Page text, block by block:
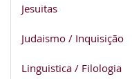
Jesuitas
Judaismo / Inquisição
Linguistica / Filologia